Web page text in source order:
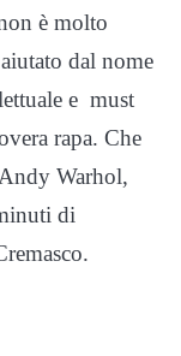
è molto
dal nome
e must
rapa. Che
Warhol,
di